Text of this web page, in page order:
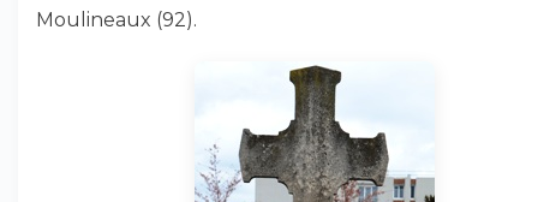
Moulineaux (92).